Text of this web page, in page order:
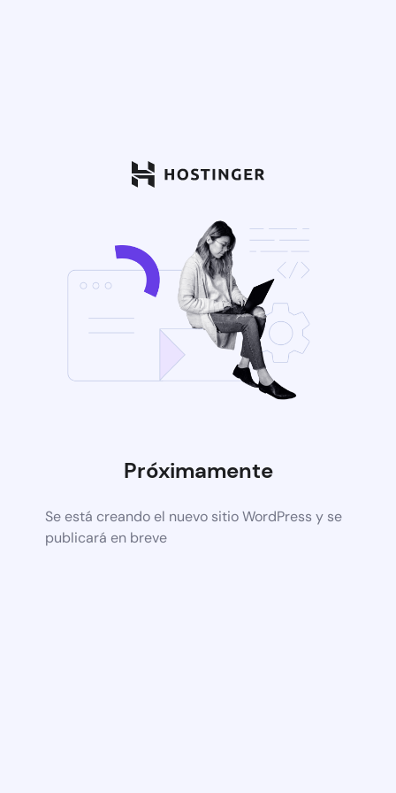
Próximamente
Se está creando el nuevo sitio WordPress y se
publicará en breve